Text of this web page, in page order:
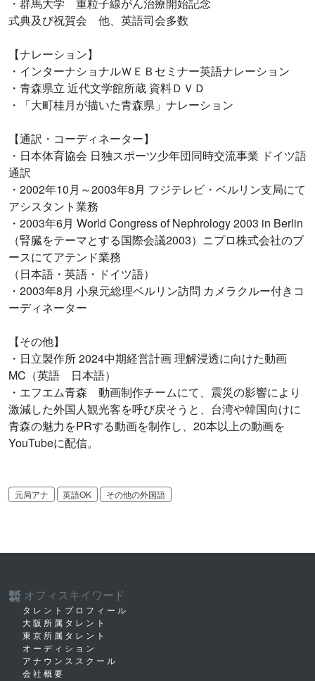
式典及び祝賀会 他、英語司会多数
【ナレーション】
・インターナショナルＷＥＢセミナー英語ナレーション
・青森県立 近代文学館所蔵 資料ＤＶＤ
・「大町桂月が描いた青森県」ナレーション
【通訳・コーディネーター】
・日本体育協会 日独スポーツ少年団同時交流事業 ドイツ語
通訳
・2002年10月～2003年8月 フジテレビ・ベルリン支局にて
アシスタント業務
・2003年6月 World Congress of Nephrology 2003 in Berlin
（腎臓をテーマとする国際会議2003）ニプロ株式会社のブ
ースにてアテンド業務
（日本語・英語・ドイツ語）
・2003年8月 小泉元総理ベルリン訪問 カメラクルー付きコ
ーディネーター
【その他】
・日立製作所 2024中期経営計画 理解浸透に向けた動画
MC（英語 日本語）
・エフエム青森 動画制作チームにて、震災の影響により
激減した外国人観光客を呼び戻そうと、台湾や韓国向けに
青森の魅力をPRする動画を制作し、20本以上の動画を
YouTubeに配信。
元局アナ 英語OK その他の外国語
株式
会社 オフィスキイワード
タレントプロフィール
大阪所属タレント
東京所属タレント
オーディション
アナウンススクール
会社概要